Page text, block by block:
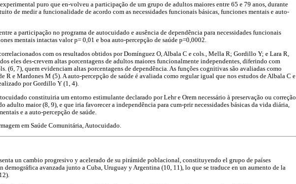
puro que en-volveu a participação de um grupo de adultos maiores entre 65 e 79 anos, durante
de medir a funcionalidade de acordo com as necessidades funcionais básicas, funciones mentais e auto-
a participação no programa de autocuidado e ausência de dependência para necessidades funcionais
mentais intactas valor p= 0,01 e boa auto-percepção de saúde p=0,0002.
com os resultados obtidos por Domínguez O, Albala C e cols., Mella R; Gordillo Y; e Lara R,
eles des-crevem altas porcentagens de adultos maiores funcionalmente independentes, diferindo com
(6, 7), quem evidenciam altas porcentagens de dependência. As funções cognitivas são avaliadas como
R e Mardones M (5). A auto-percepção de saúde é avaliada como regular igual que nos estudos de Albala C e
por Gordillo Y (1, 4).
constituiria um entorno estimulante declarado por Lehr e Orem necessário à preservação ou correção
adulto maior (8, 9), e que iria favorecer a independência para cum-prir necessidades básicas da vida diária,
e a auto-percepção de saúde.
em Saúde Comunitária, Autocuidado.
un cambio progresivo y acelerado de su pirámide poblacional, constituyendo el grupo de países
demográfica avanzada junto a Cuba, Uruguay y Argentina (10, 11), lo que se traduce en un aumento de la